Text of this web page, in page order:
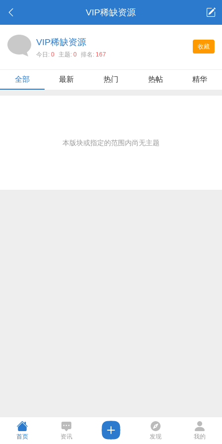
VIP稀缺资源
收藏
VIP稀缺资源
今日: 0 主题: 0 排名: 167
全部 最新 热门 热帖 精华
本版块或指定的范围内尚无主题
首页 资讯 发现 我的